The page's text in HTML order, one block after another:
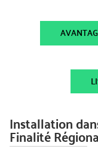
Installation
Finalité